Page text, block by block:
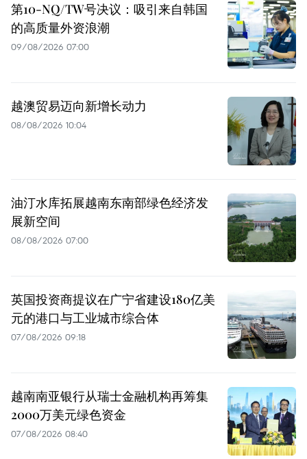
第10-NQ/TW号决议：吸引来自韩国
的高质量外资浪潮
09/08/2026 07:00
越澳贸易迈向新增长动力
08/08/2026 10:04
油汀水库拓展越南东南部绿色经济发
展新空间
08/08/2026 07:00
英国投资商提议在广宁省建设180亿美
元的港口与工业城市综合体
07/08/2026 09:18
越南南亚银行从瑞士金融机构再筹集
2000万美元绿色资金
07/08/2026 08:40